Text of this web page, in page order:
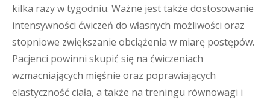
kilka razy w tygodniu. Ważne jest także dostosowanie
intensywności ćwiczeń do własnych możliwości oraz
stopniowe zwiększanie obciążenia w miarę postępów.
Pacjenci powinni skupić się na ćwiczeniach
wzmacniających mięśnie oraz poprawiających
elastyczność ciała, a także na treningu równowagi i